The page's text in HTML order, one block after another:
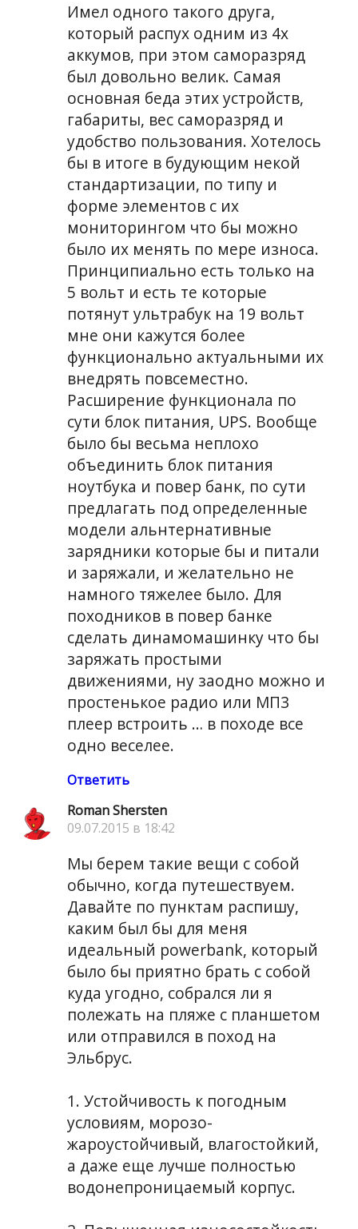
Имел одного такого друга,
который распух одним из 4х
аккумов, при этом саморазряд
был довольно велик. Самая
основная беда этих устройств,
габариты, вес саморазряд и
удобство пользования. Хотелось
бы в итоге в будующим некой
стандартизации, по типу и
форме элементов с их
мониторингом что бы можно
было их менять по мере износа.
Принципиально есть только на
5 вольт и есть те которые
потянут ультрабук на 19 вольт
мне они кажутся более
функционально актуальными их
внедрять повсеместно.
Расширение функционала по
сути блок питания, UPS. Вообще
было бы весьма неплохо
объединить блок питания
ноутбука и повер банк, по сути
предлагать под определенные
модели альнтернативные
зарядники которые бы и питали
и заряжали, и желательно не
намного тяжелее было. Для
походников в повер банке
сделать динамомашинку что бы
заряжать простыми
движениями, ну заодно можно и
простенькое радио или МП3
плеер встроить … в походе все
одно веселее.
Ответить
Roman Shersten
09.07.2015 в 18:42
Мы берем такие вещи с собой
обычно, когда путешествуем.
Давайте по пунктам распишу,
каким был бы для меня
идеальный powerbank, который
было бы приятно брать с собой
куда угодно, собрался ли я
полежать на пляже с планшетом
или отправился в поход на
Эльбрус.
1. Устойчивость к погодным
условиям, морозо-
жароустойчивый, влагостойкий,
а даже еще лучше полностью
водонепроницаемый корпус.